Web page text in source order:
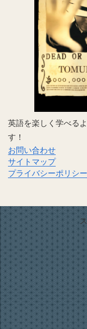
英語を楽しく学べる
す！
お問い合わせ
サイトマップ
プライバシーポリシー